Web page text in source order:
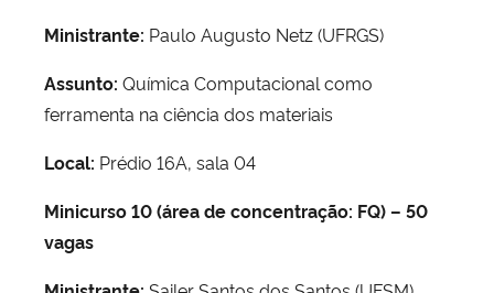
Ministrante: Paulo Augusto Netz (UFRGS)
Assunto: Química Computacional como
ferramenta na ciência dos materiais
Local: Prédio 16A, sala 04
Minicurso 10 (área de concentração: FQ) – 50
vagas